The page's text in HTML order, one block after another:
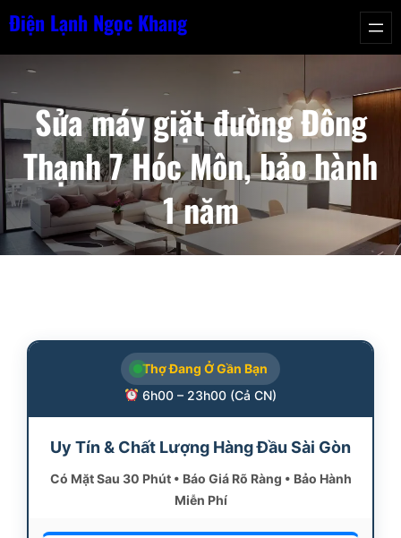
Chuyển
nội
Điện Lạnh Ngọc Khang
Sửa máy giặt đường Đông
Thạnh 7 Hóc Môn, bảo hành
1 năm
Thợ Đang Ở Gần Bạn
6h00 – 23h00 (Cả CN)
Uy Tín & Chất Lượng Hàng Đầu Sài Gòn
Có Mặt Sau 30 Phút • Báo Giá Rõ Ràng • Bảo Hành
Miễn Phí